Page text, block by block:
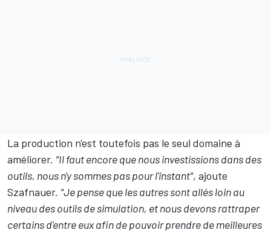
La production n'est toutefois pas le seul domaine à
améliorer. "Il faut encore que nous investissions dans des
outils, nous n'y sommes pas pour l'instant", ajoute
Szafnauer. "Je pense que les autres sont allés loin au
niveau des outils de simulation, et nous devons rattraper
certains d'entre eux afin de pouvoir prendre de meilleures